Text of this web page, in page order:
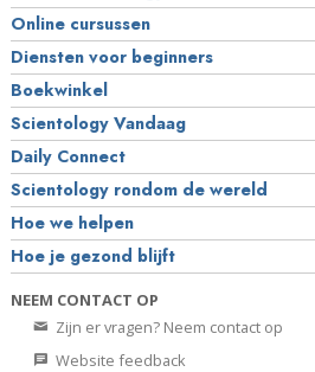
Online cursussen
Diensten voor beginners
Boekwinkel
Scientology Vandaag
Daily Connect
Scientology rondom de wereld
Hoe we helpen
Hoe je gezond blijft
NEEM CONTACT OP
Zijn er vragen? Neem contact op
Website feedback